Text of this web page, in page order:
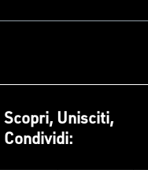
Scopri, Unisciti,
Condividi: